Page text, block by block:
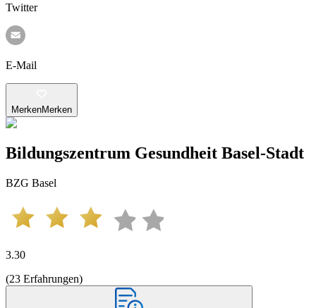
Twitter
E-Mail
MerkenMerken
Bildungszentrum Gesundheit Basel-Stadt
BZG Basel
3.30
(23 Erfahrungen)